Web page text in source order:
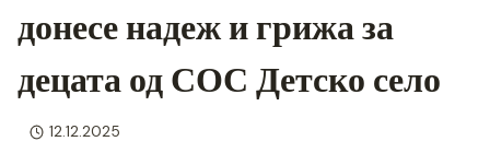
донесе надеж и грижа за
децата од СОС Детско село
12.12.2025